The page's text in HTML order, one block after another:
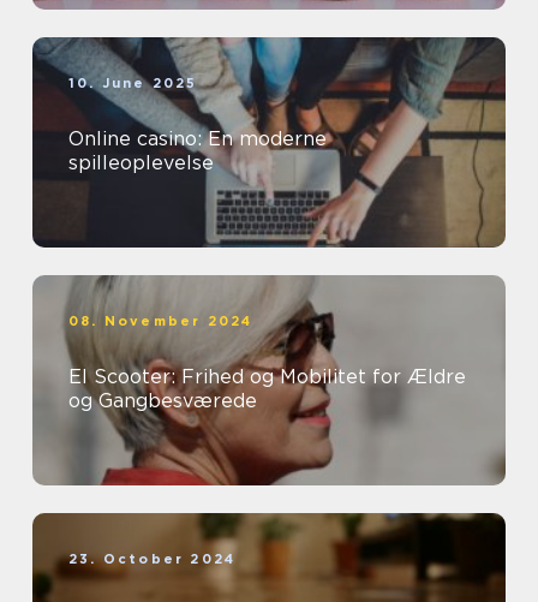
10. June 2025
Online casino: En moderne
spilleoplevelse
08. November 2024
El Scooter: Frihed og Mobilitet for Ældre
og Gangbesværede
23. October 2024